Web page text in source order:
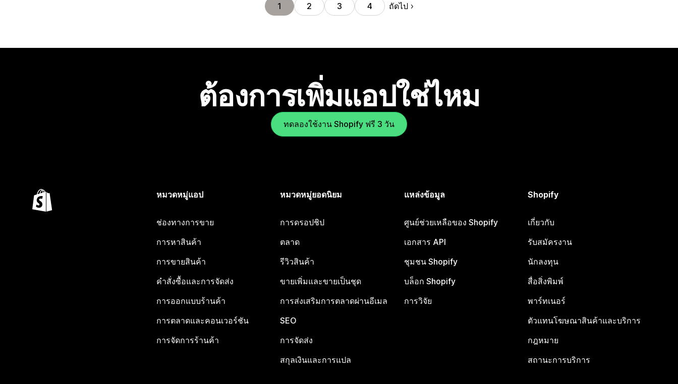
1 2 3 4 ถัดไป
ต้องการเพิ่มแอปใช่ไหม
ทดลองใช้งาน Shopify ฟรี 3 วัน
หมวดหมู่แอป
ช่องทางการขาย
การหาสินค้า
การขายสินค้า
คำสั่งซื้อและการจัดส่ง
การออกแบบร้านค้า
การตลาดและคอนเวอร์ชัน
การจัดการร้านค้า
หมวดหมู่ยอดนิยม
การดรอปชิป
ตลาด
รีวิวสินค้า
ขายเพิ่มและขายเป็นชุด
การส่งเสริมการตลาดผ่านอีเมล
SEO
การจัดส่ง
สกุลเงินและการแปล
แหล่งข้อมูล
ศูนย์ช่วยเหลือของ Shopify
เอกสาร API
ชุมชน Shopify
บล็อก Shopify
การวิจัย
Shopify
เกี่ยวกับ
รับสมัครงาน
นักลงทุน
สื่อสิ่งพิมพ์
พาร์ทเนอร์
ตัวแทนโฆษณาสินค้าและบริการ
กฎหมาย
สถานะการบริการ